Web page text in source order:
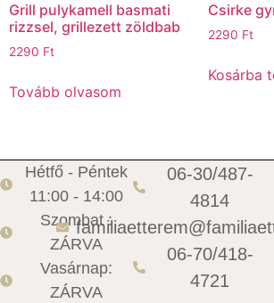
Grill pulykamell basmati
rizzsel, grillezett zöldbab
2290 Ft
Tovább olvasom
Csirke
2290 Ft
Kosárba
Hétfő - Péntek
11:00 - 14:00
Szombat :
ZÁRVA
Vasárnap:
ZÁRVA
06-30/487-
4814
06-70/418-
4721